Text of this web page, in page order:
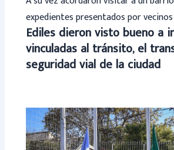
expedientes presentados por vecinos
Ediles dieron visto bueno a
vinculadas al tránsito, el
seguridad vial de la ciudad